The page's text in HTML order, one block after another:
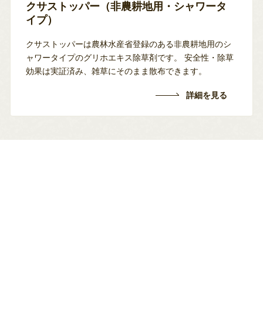
クサストッパー（非農耕地用・シャワータ
イプ）
クサストッパーは農林水産省登録のある非農耕地用のシ
ャワータイプのグリホエキス除草剤です。
安全性・除草
効果は実証済み、雑草にそのまま散布できます。
詳細を見る